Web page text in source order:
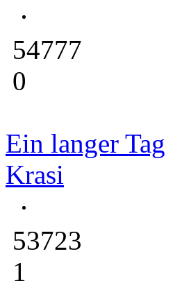
54777
0
Ein langer Tag
Krasi
53723
1